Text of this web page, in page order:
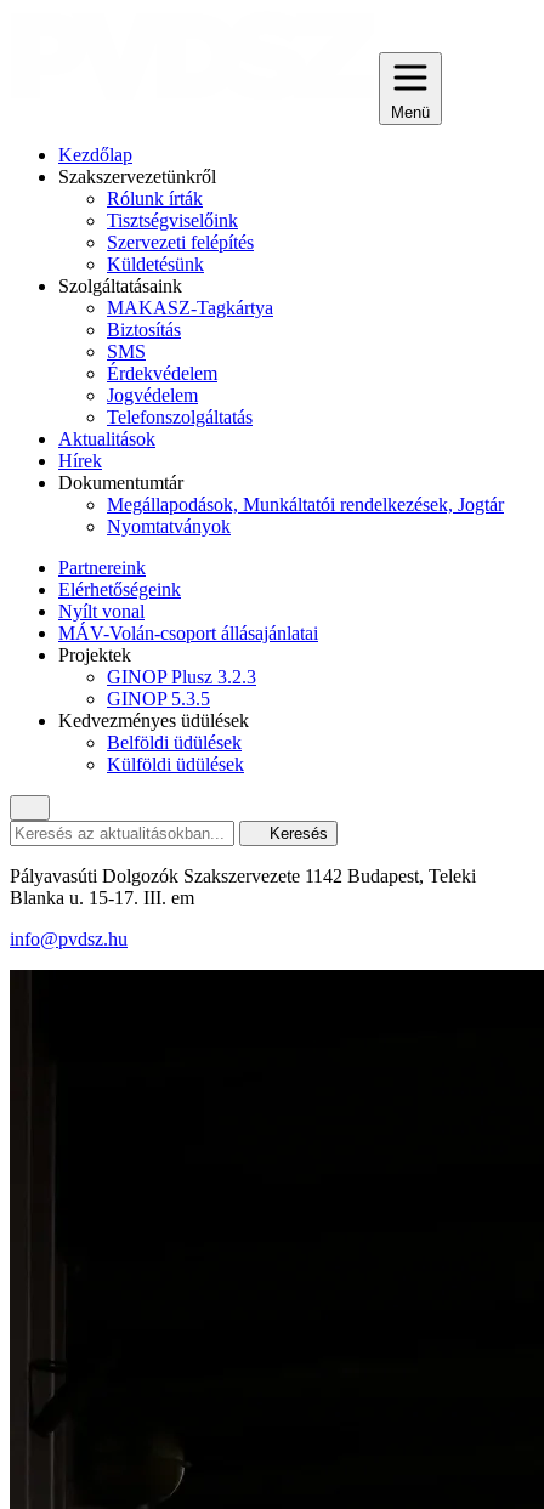
Menü
Kezdőlap
Szakszervezetünkről
Rólunk írták
Tisztségviselőink
Szervezeti felépítés
Küldetésünk
Szolgáltatásaink
MAKASZ-Tagkártya
Biztosítás
SMS
Érdekvédelem
Jogvédelem
Telefonszolgáltatás
Aktualitások
Hírek
Dokumentumtár
Megállapodások, Munkáltatói rendelkezések, Jogtár
Nyomtatványok
Partnereink
Elérhetőségeink
Nyílt vonal
MÁV-Volán-csoport állásajánlatai
Projektek
GINOP Plusz 3.2.3
GINOP 5.3.5
Kedvezményes üdülések
Belföldi üdülések
Külföldi üdülések
Keresés
Pályavasúti Dolgozók Szakszervezete 1142 Budapest, Teleki
Blanka u. 15-17. III. em
info@pvdsz.hu